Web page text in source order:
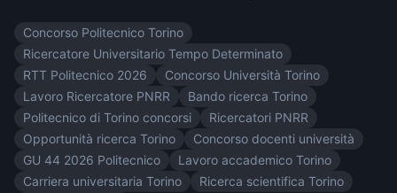
Concorso Politecnico Torino
Ricercatore Universitario Tempo Determinato
RTT Politecnico 2026
Concorso Università Torino
Lavoro Ricercatore PNRR
Bando ricerca Torino
Politecnico di Torino concorsi
Ricercatori PNRR
Opportunità ricerca Torino
Concorso docenti università
GU 44 2026 Politecnico
Lavoro accademico Torino
Carriera universitaria Torino
Ricerca scientifica Torino